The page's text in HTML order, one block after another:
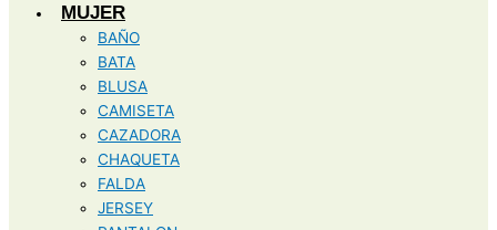
MUJER
BAÑO
BATA
BLUSA
CAMISETA
CAZADORA
CHAQUETA
FALDA
JERSEY